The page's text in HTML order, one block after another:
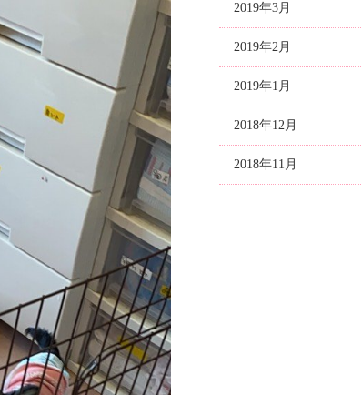
2019年3月
2019年2月
2019年1月
2018年12月
2018年11月